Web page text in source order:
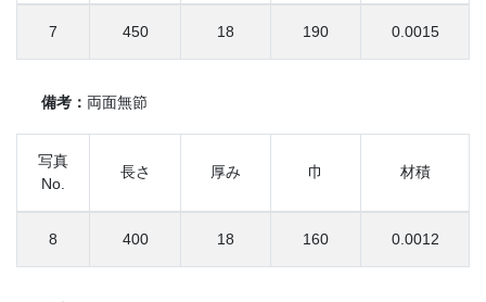
7 450 18 190 0.0015
備考： 両面無節
写真
No.
長さ 厚み 巾 材積
8 400 18 160 0.0012